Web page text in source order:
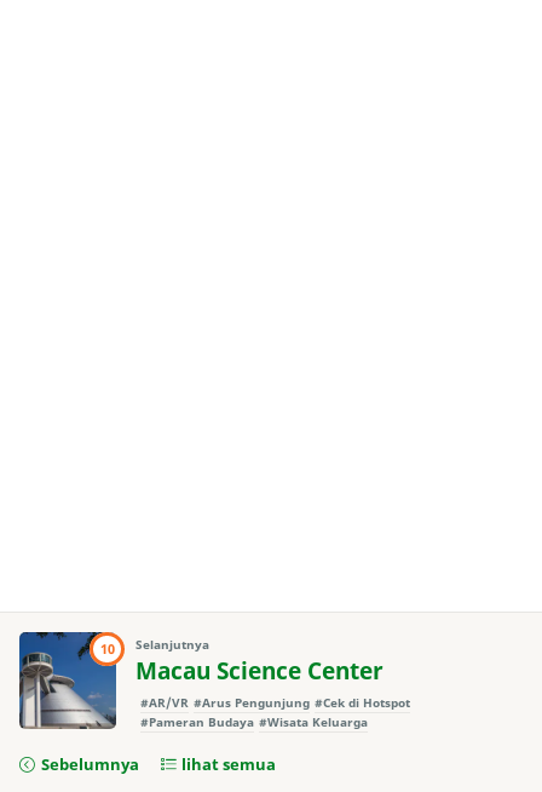
10 Selanjutnya
Macau Science Center
#AR/VR #Arus Pengunjung #Cek di Hotspot
#Pameran Budaya #Wisata Keluarga
Sebelumnya lihat semua